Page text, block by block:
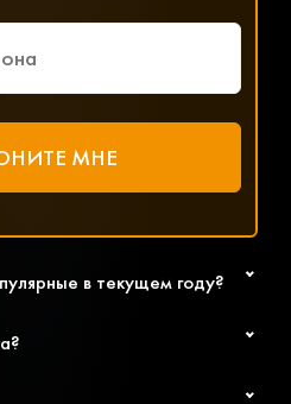
в текущем году?